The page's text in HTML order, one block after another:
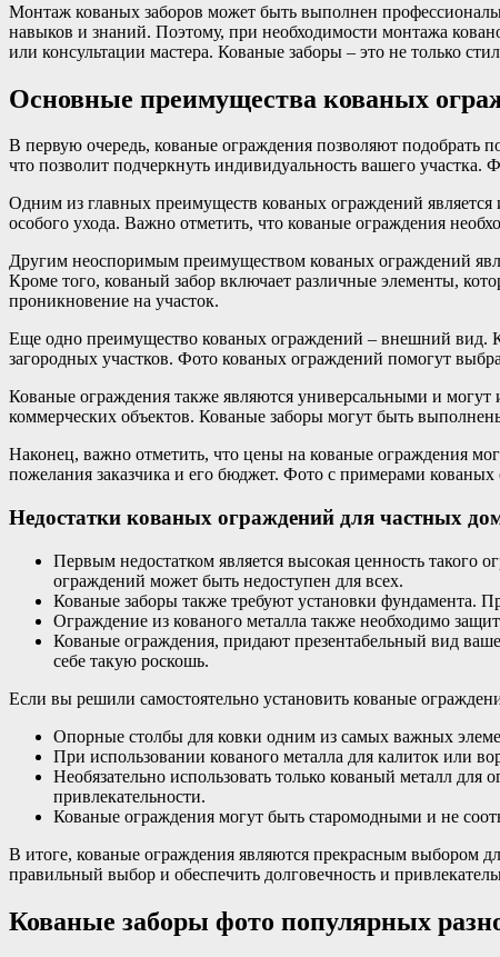
Монтаж кованых заборов может быть выполнен
навыков и знаний. Поэтому, при необходимости монтажа
или консультации мастера. Кованые заборы – это не только
Основные преимущества кованых
В первую очередь, кованые ограждения позволяют подобрать
что позволит подчеркнуть индивидуальность вашего
Одним из главных преимуществ кованых ограждений является
особого ухода. Важно отметить, что кованые ограждения
Другим неоспоримым преимуществом кованых ограждений
Кроме того, кованый забор включает различные элементы,
проникновение на участок.
Еще одно преимущество кованых ограждений – внешний вид.
загородных участков. Фото кованых ограждений помогут
Кованые ограждения также являются универсальными и могут
коммерческих объектов. Кованые заборы могут быть
Наконец, важно отметить, что цены на кованые ограждения
пожелания заказчика и его бюджет. Фото с примерами
Недостатки кованых ограждений для частных
Первым недостатком является высокая ценность такого
ограждений может быть недоступен для всех.
Кованые заборы также требуют установки фундамента.
Ограждение из кованого металла также необходимо
Кованые ограждения, придают презентабельный вид
себе такую роскошь.
Если вы решили самостоятельно установить кованые
Опорные столбы для ковки одним из самых важных
При использовании кованого металла для калиток или
Необязательно использовать только кованый металл
привлекательности.
Кованые ограждения могут быть старомодными и не
В итоге, кованые ограждения являются прекрасным выбором
правильный выбор и обеспечить долговечность и
Кованые заборы фото популярных